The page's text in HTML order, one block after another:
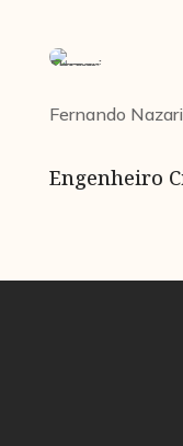
Fernando
Engenheiro